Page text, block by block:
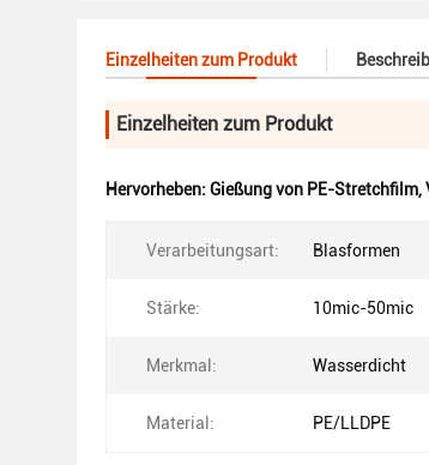
Einzelheiten zum Produkt
Einzelheiten zum Produkt
Hervorheben: Gießung von PE-Stretchfilm,
Verarbeitungsart: Blasformen
Stärke: 10mic-50mic
Merkmal: Wasserdicht
Material: PE/LLDPE